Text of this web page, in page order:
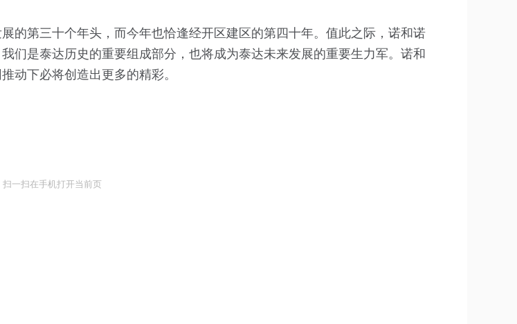
的第三十个年头，而今年也恰逢经开区建区的第四十年。值此之际，诺和诺
们是泰达历史的重要组成部分，也将成为泰达未来发展的重要生力军。诺和
动下必将创造出更多的精彩。
扫一扫在手机打开当前页